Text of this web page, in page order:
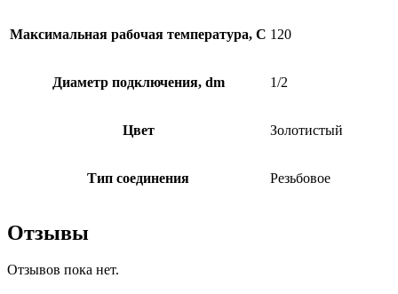
Максимальная рабочая температура, C 120
Диаметр подключения, dm 1/2
Цвет Золотистый
Тип соединения Резьбовое
Отзывы
Отзывов пока нет.